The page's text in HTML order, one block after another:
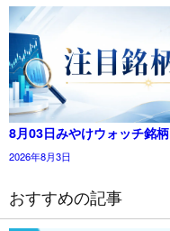
8月03日みやけウォッチ銘柄
2026年8月3日
おすすめの記事